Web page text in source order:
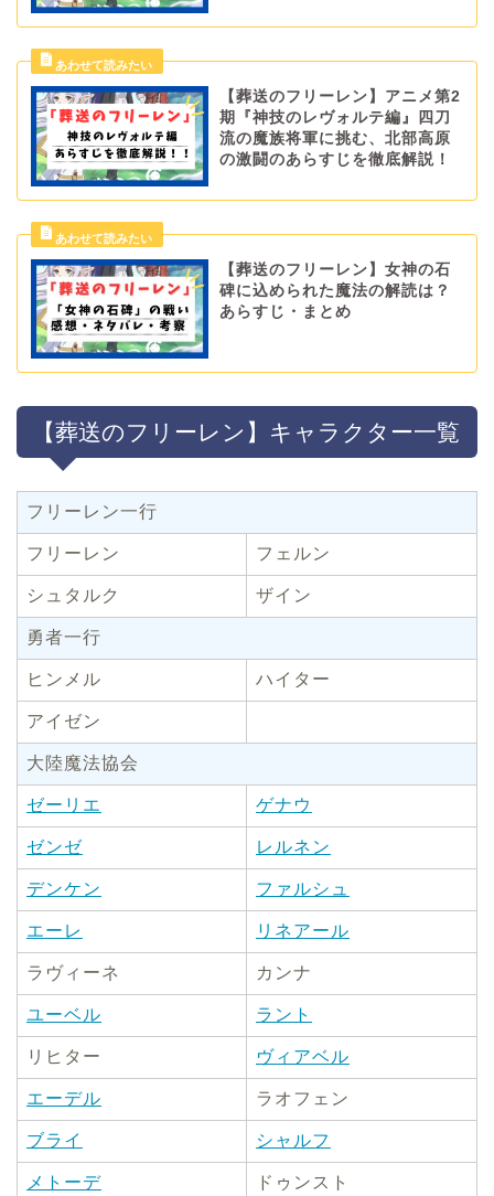
【葬送のフリーレン】アニメ第2
期『神技のレヴォルテ編』四刀
流の魔族将軍に挑む、北部高原
の激闘のあらすじを徹底解説！
【葬送のフリーレン】女神の石
碑に込められた魔法の解読は？
あらすじ・まとめ
【葬送のフリーレン】キャラクター一覧
フリーレン一行
フリーレン フェルン
シュタルク ザイン
勇者一行
ヒンメル ハイター
アイゼン
大陸魔法協会
ゼーリエ ゲナウ
ゼンゼ レルネン
デンケン ファルシュ
エーレ リネアール
ラヴィーネ カンナ
ユーベル ラント
リヒター ヴィアベル
エーデル ラオフェン
ブライ シャルフ
メトーデ ドゥンスト